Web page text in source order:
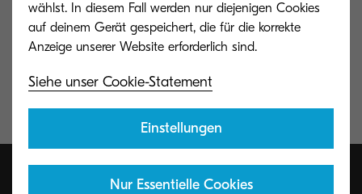
wählst. In diesem Fall werden nur diejenigen Cookies
auf deinem Gerät gespeichert, die für die korrekte
Siehe unser Cookie-Statement
Einstellungen
Nur Essentielle Cookies